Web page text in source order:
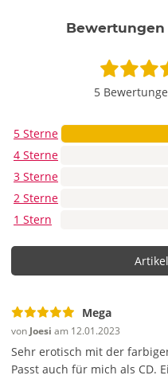
Bewertungen
5
5 Sterne
4 Sterne
3 Sterne
2 Sterne
1 Stern
Mega
von Joesi am 12.01.2023
Sehr erotisch mit der
Passt auch für mich als CD.